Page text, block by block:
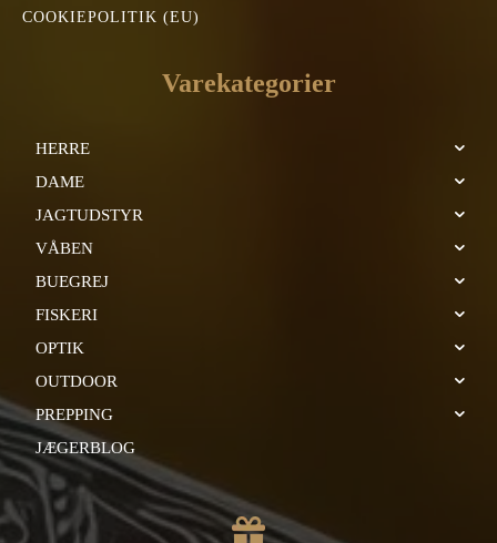
COOKIEPOLITIK (EU)
Varekategorier
HERRE
DAME
JAGTUDSTYR
VÅBEN
BUEGREJ
FISKERI
OPTIK
OUTDOOR
PREPPING
JÆGERBLOG